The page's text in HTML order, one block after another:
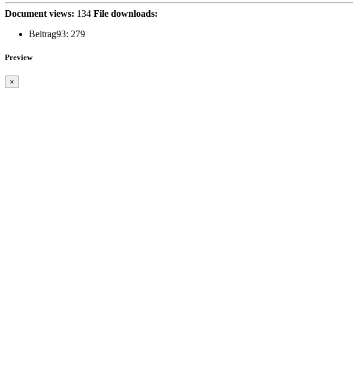
Document views: 134 File downloads:
Beitrag93: 279
Preview
×